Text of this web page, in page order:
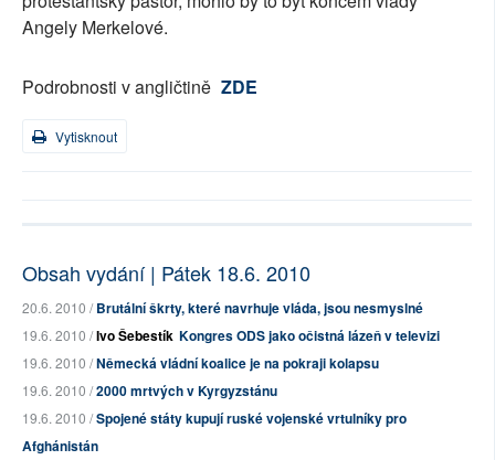
Angely Merkelové.
Podrobnosti v angličtině ZDE
Vytisknout
Obsah vydání | Pátek 18.6. 2010
20.6. 2010 /Brutální škrty, které navrhuje vláda, jsou nesmyslné
19.6. 2010 /Ivo Šebestík Kongres ODS jako očistná lázeň v televizi
19.6. 2010 /Německá vládní koalice je na pokraji kolapsu
19.6. 2010 /2000 mrtvých v Kyrgyzstánu
19.6. 2010 /Spojené státy kupují ruské vojenské vrtulníky pro
Afghánistán